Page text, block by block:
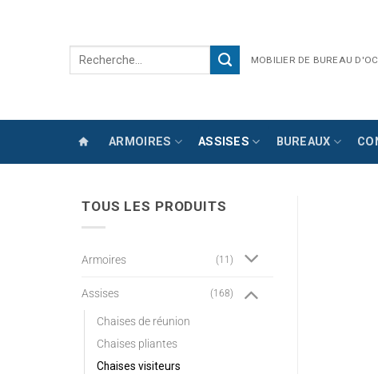
Recherche
MOBILIER DE BUREAU
ARMOIRES ASSISES BUREAUX
TOUS LES PRODUITS
Armoires (11)
Assises (168)
Chaises de réunion
Chaises pliantes
Chaises visiteurs